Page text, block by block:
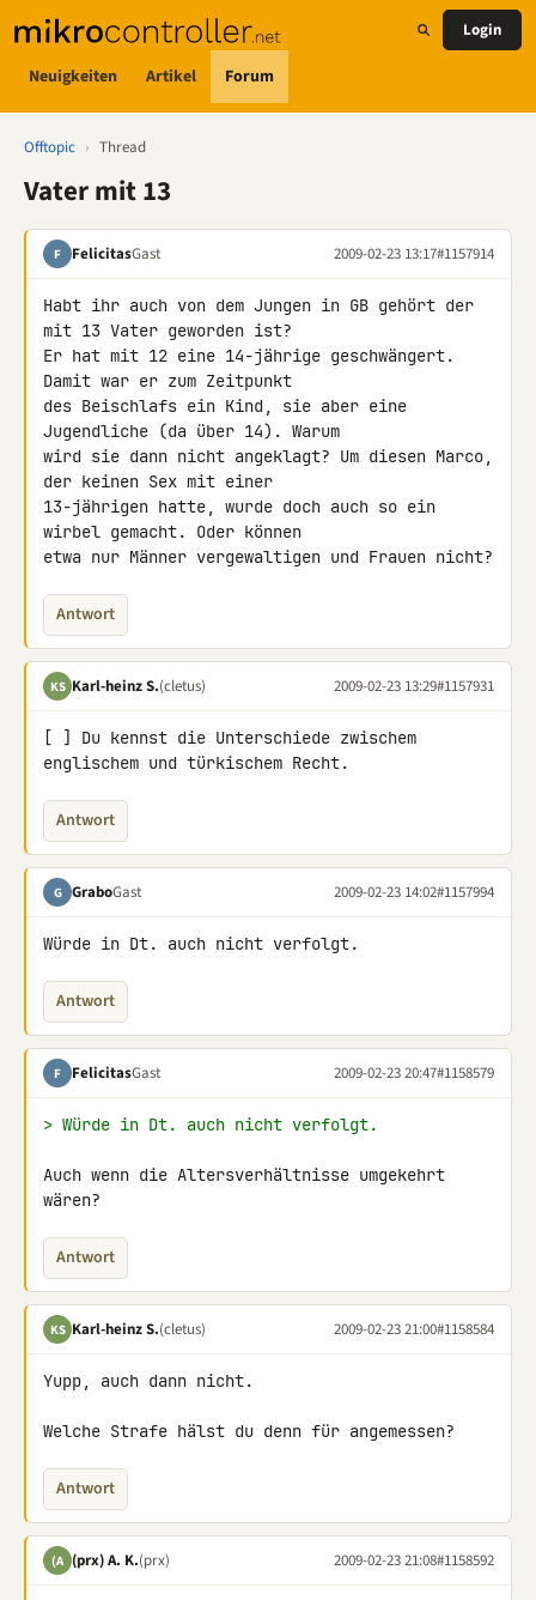
Neuigkeiten Artikel Forum
Login
Offtopic › Thread
Vater mit 13
F FelicitasGast 2009-02-23 13:17#1157914
Habt ihr auch von dem Jungen in GB gehört der
mit 13 Vater geworden ist?
Er hat mit 12 eine 14-jährige geschwängert.
Damit war er zum Zeitpunkt
des Beischlafs ein Kind, sie aber eine
Jugendliche (da über 14). Warum
wird sie dann nicht angeklagt? Um diesen Marco,
der keinen Sex mit einer
13-jährigen hatte, wurde doch auch so ein
wirbel gemacht. Oder können
etwa nur Männer vergewaltigen und Frauen nicht?
Antwort
KS Karl-heinz S.(cletus) 2009-02-23 13:29#1157931
[ ] Du kennst die Unterschiede zwischem
englischem und türkischem Recht.
Antwort
G GraboGast 2009-02-23 14:02#1157994
Würde in Dt. auch nicht verfolgt.
Antwort
F FelicitasGast 2009-02-23 20:47#1158579
> Würde in Dt. auch nicht verfolgt.
Auch wenn die Altersverhältnisse umgekehrt
wären?
Antwort
KS Karl-heinz S.(cletus) 2009-02-23 21:00#1158584
Yupp, auch dann nicht.
Welche Strafe hälst du denn für angemessen?
Antwort
(A (prx) A. K.(prx) 2009-02-23 21:08#1158592